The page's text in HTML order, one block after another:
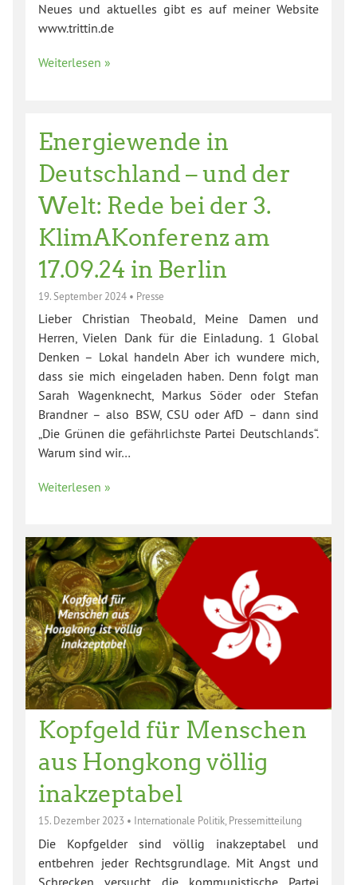
Neues und aktuelles gibt es auf meiner Website
www.trittin.de
Weiterlesen »
Energiewende in
Deutschland – und der
Welt: Rede bei der 3.
KlimAKonferenz am
17.09.24 in Berlin
19. September 2024 • Presse
Lieber Christian Theobald, Meine Damen und
Herren, Vielen Dank für die Einladung. 1 Global
Denken – Lokal handeln Aber ich wundere mich,
dass sie mich eingeladen haben. Denn folgt man
Sarah Wagenknecht, Markus Söder oder Stefan
Brandner – also BSW, CSU oder AfD – dann sind
„Die Grünen die gefährlichste Partei Deutschlands“.
Warum sind wir…
Weiterlesen »
Kopfgeld für Menschen
aus Hongkong völlig
inakzeptabel
15. Dezember 2023 • Internationale Politik, Pressemitteilung
Die Kopfgelder sind völlig inakzeptabel und
entbehren jeder Rechtsgrundlage. Mit Angst und
Schrecken versucht die kommunistische Partei